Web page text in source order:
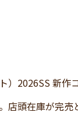
2026SS 新作
頭在庫が完売